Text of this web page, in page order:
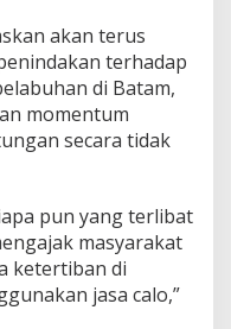
akan terus
terhadap
di Batam,
momentum
secara tidak
pun yang terlibat
masyarakat
ketertiban di
jasa calo,”